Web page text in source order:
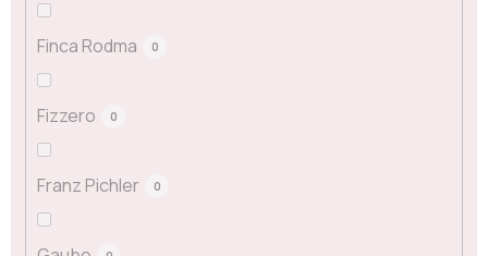
Finca Rodma 0
Fizzero 0
Franz Pichler 0